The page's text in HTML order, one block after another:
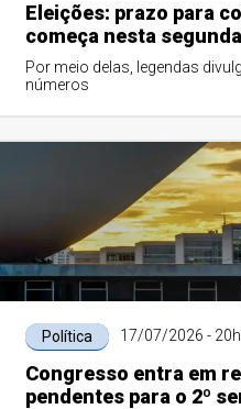
Eleições: prazo para
começa nesta
Por meio delas, legendas
números
Política 17/07/2026 -
Congresso entra em
pendentes para o 2º